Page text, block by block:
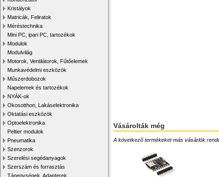
Kristályok
Matricák, Feliratok
Méréstechnika
Mini PC, ipari PC, tartozékok
Modulok
Modulvilág
Motorok, Ventilátorok, Fűtőelemek
Munkavédelmi eszközök
Műszerdobozok
Napelemek és tartozékok
NYÁK-ok
Okosotthon, Lakáselektronika
Oktatási eszközök
Optoelektronika
Peltier modulok
Pneumatika
Szenzorok
Szerelési segédanyagok
Szerszám és forrasztás
Tápegységek, Adapterek
Vásárolták még
A következő termékeket más vásárlók